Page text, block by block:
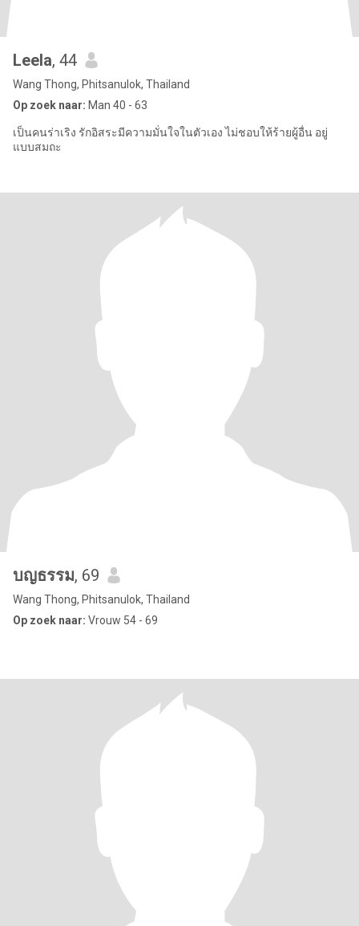
Leela, 44
Wang Thong, Phitsanulok, Thailand
Op zoek naar: Man 40 - 63
เป็นคนร่าเริง รักอิสระมีความมั่นใจในตัวเอง ไม่ชอบให้ร้ายผู้อื่น อยู่
แบบสมถะ
บญธรรม, 69
Wang Thong, Phitsanulok, Thailand
Op zoek naar: Vrouw 54 - 69